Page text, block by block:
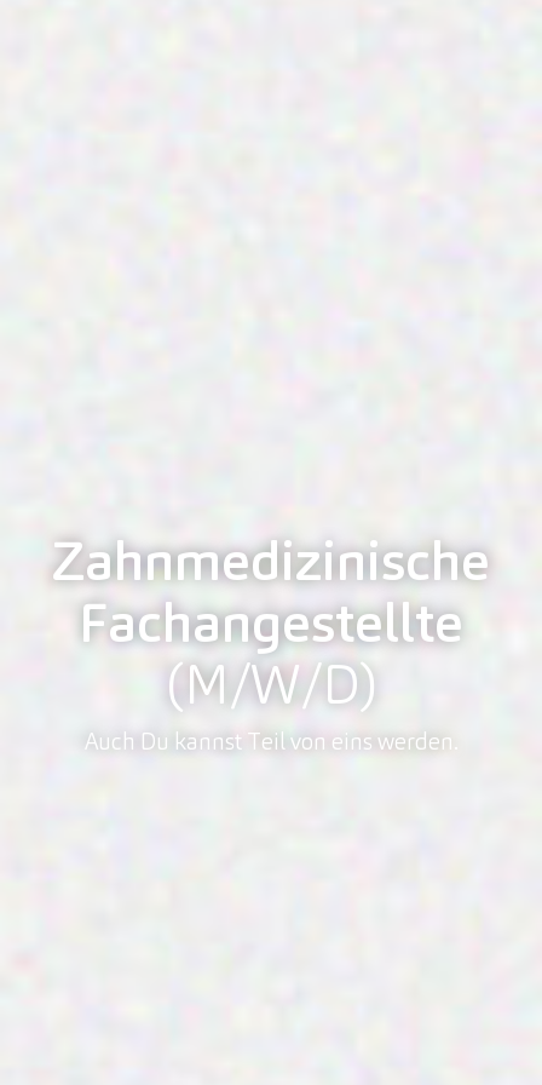
Zahnmedizinische
Fachangestellte
(M/W/D)
Auch Du kannst Teil von eins werden.